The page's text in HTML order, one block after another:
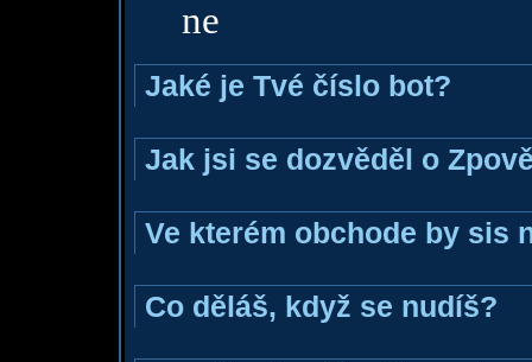
ne
Jaké je Tvé číslo bot?
Jak jsi se dozvěděl o
Ve kterém obchode by sis
Co děláš, když se nudíš?